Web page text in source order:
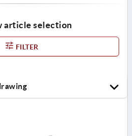
article selection
FILTER